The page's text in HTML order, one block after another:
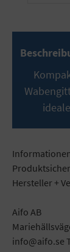
Hersteller +
Aifo AB
info@aifo.se